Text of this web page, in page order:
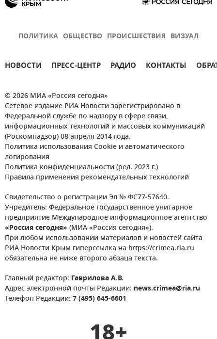
ПОЛИТИКА ОБЩЕСТВО ПРОИСШЕСТВИЯ ВИЗУАЛ
НОВОСТИ ПРЕСС-ЦЕНТР РАДИО КОНТАКТЫ
© 2026 МИА «Россия сегодня»
Сетевое издание РИА Новости зарегистрировано в
Федеральной службе по надзору в сфере связи,
информационных технологий и массовых коммуникаций
(Роскомнадзор) 08 апреля 2014 года.
Политика использования Cookie и автоматического
логирования
Политика конфиденциальности (ред. 2023 г.)
Правила применения рекомендательных технологий
Свидетельство о регистрации Эл № ФС77-57640.
Учредитель: Федеральное государственное унитарное
предприятие Международное информационное агентство
«Россия сегодня» (МИА «Россия сегодня»).
При любом использовании материалов и новостей сайта
РИА Новости Крым гиперссылка на https://crimea.ria.ru
обязательна не ниже второго абзаца текста.
Главный редактор: Гаврилова А.В.
Адрес электронной почты Редакции: news.crimea@ria.ru
Телефон Редакции: 7 (495) 645-6601